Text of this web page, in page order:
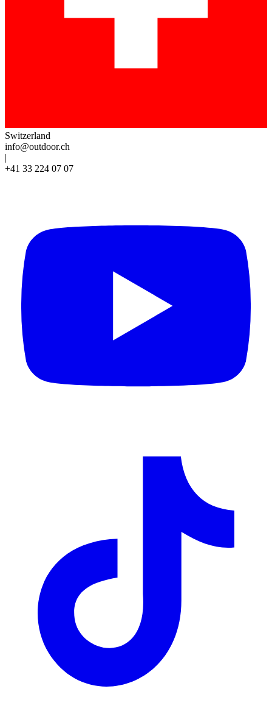
Switzerland
info@outdoor.ch
|
+41 33 224 07 07